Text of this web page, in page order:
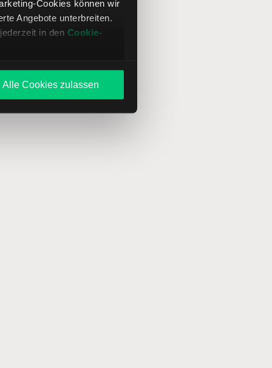
Cookies können wir
Angebote unterbreiten.
in den Cookie-
Alle Cookies zulassen